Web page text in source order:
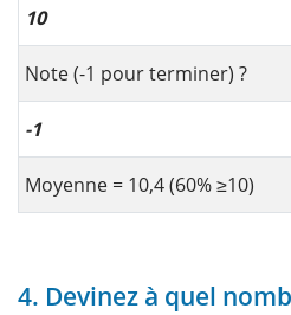
10
Note (-1 pour terminer) ?
-1
Moyenne = 10,4 (60%≥10)
4. Devinez à quel